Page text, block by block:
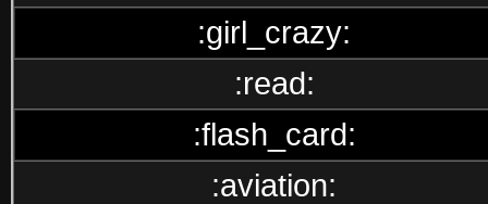
:girl_crazy:
:read:
:flash_card:
:aviation: